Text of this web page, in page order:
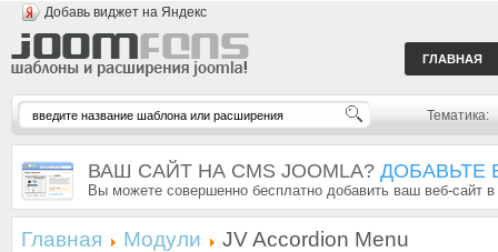
Добавь виджет на Яндекс
ГЛАВНАЯ
Тематика:
ВАШ САЙТ НА CMS JOOMLA? ДОБАВЬТЕ
Вы можете совершенно бесплатно добавить ваш веб-сайт
Главная Модули JV Accordion Menu